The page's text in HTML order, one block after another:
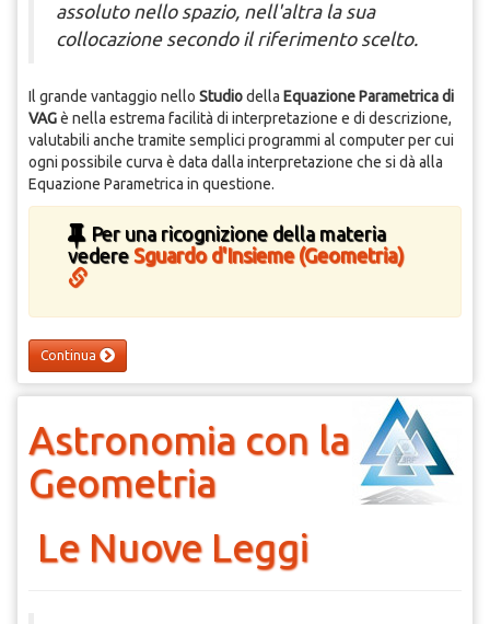
assoluto nello spazio, nell'altra la sua
collocazione secondo il riferimento scelto.
Il grande vantaggio nello Studiodella Equazione Parametrica di
VAGè nella estrema facilità di interpretazione e di descrizione,
valutabili anche tramite semplici programmi al computer per cui
ogni possibile curva è data dalla interpretazione che si dà alla
Equazione Parametrica in questione.
Per una ricognizione della materia
vedere Sguardo d'Insieme (Geometria)
Continua
Astronomia con la
Geometria
Le Nuove Leggi